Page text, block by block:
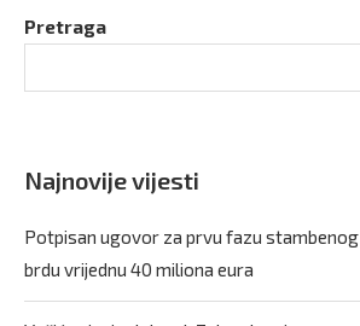
Pretraga
Najnovije vijesti
Potpisan ugovor za prvu fazu
brdu vrijednu 40 miliona eura